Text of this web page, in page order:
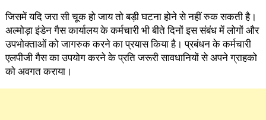
जिसमें यदि जरा सी चूक हो जाय तो बड़ी घटना होने से नहीं रुक सकती है।
अल्मोड़ा इंडेन गैस कार्यालय के कर्मचारी भी बीते दिनों इस संबंध में लोगों और
उपभोक्ताओं को जागरुक करने का प्रयास किया है। प्रबंधन के कर्मचारी
एलपीजी गैस का उपयोग करने के प्रति जरूरी सावधानियों से अपने ग्राहको
को अवगत कराया।